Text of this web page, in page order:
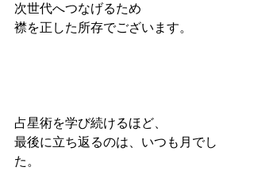
次世代へつなげるため
襟を正した所存でございます。
占星術を学び続けるほど、
最後に立ち返るのは、いつも月でし
た。